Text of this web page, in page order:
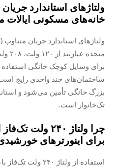
خانه‌های مسکونی ایالات
بزرگ خانگی تأمین می‌شود و
تک‌خانوار است.
چرا ولتاژ ۲۴۰
برای اینورترهای
استفاده از ولتاژ